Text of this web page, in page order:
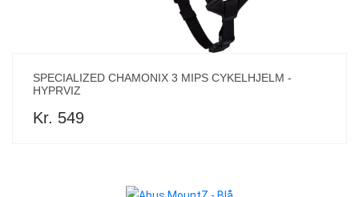
SPECIALIZED CHAMONIX 3 MIPS CYKELHJELM -
HYPRVIZ
Kr. 549